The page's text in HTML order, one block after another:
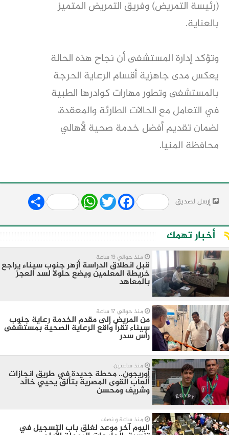
(رئيسة التمريض) وفريق التمريض المتميز
بالعناية.
​وتؤكد إدارة المستشفى أن نجاح هذه الحالة
يعكس مدى جاهزية أقسام الرعاية الحرجة
بالمستشفى وتطور مهارات كوادرها الطبية
في التعامل مع الحالات الطارئة والمعقدة،
لضمان تقديم أفضل خدمة صحية لأهالي
محافظة المنيا.
إرسل لصديق Share WhatsApp
Twitter Facebook
أخبار تهمك
منذ حوالي 19 ساعة
قبل انطلاق الدراسة أزهر جنوب سيناء يراجع
خريطة المعلمين ويضع حلولا لسد العجز
بالمعاهد
منذ حوالي 17 ساعة
من المريض إلى مقدم الخدمة رعاية جنوب
سيناء تقرأ واقع الرعاية الصحية بمستشفى
رأس سدر
منذ ساعتين
أوريجون.. محطة جديدة في طريق انجازات
ألعاب القوى المصرية بتألق يحيي خالد
وشريف ومحسن
منذ ساعة و نصف
اليوم آخر موعد لغلق باب التسجيل في